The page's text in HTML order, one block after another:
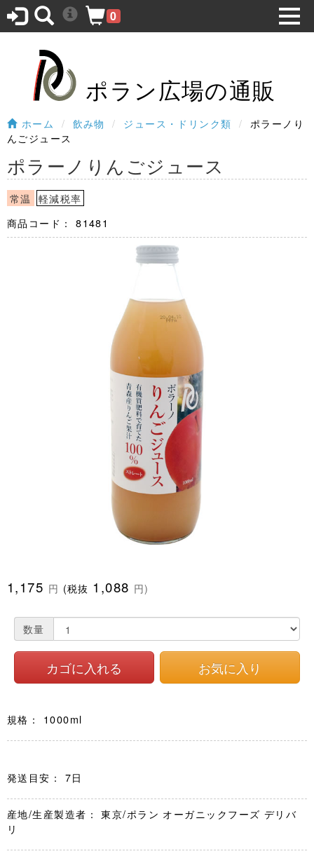
ポラン広場の通販
0
ホーム 飲み物 ジュース・ドリンク類
ポラーノり
んごジュース
ポラーノりんごジュース
常温
軽減税率
商品コード：
81481
1,175 円 (税抜 1,088 円)
数量
規格： 1000ml
発送目安： 7日
産地/生産製造者： 東京/ポラン オーガニックフーズ デリバ
リ